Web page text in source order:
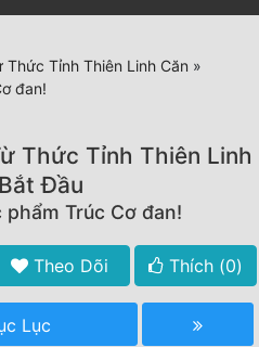
Thức Tỉnh Thiên Linh Căn »
đan!
Thức Tỉnh Thiên Linh
Đầu
Trúc Cơ đan!
Theo Dõi Thích (0)
Lục